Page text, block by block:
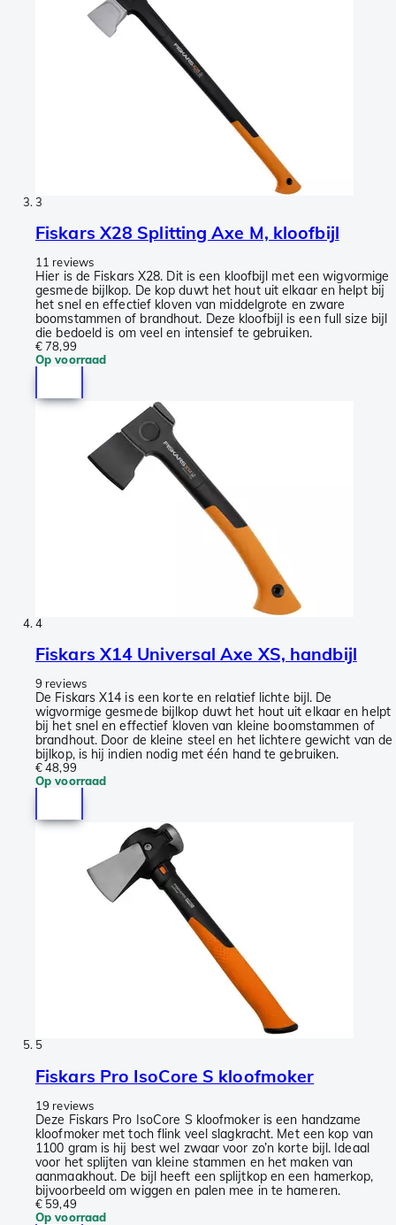
3
Fiskars X28 Splitting Axe M, kloofbijl
11 reviews
Hier is de Fiskars X28. Dit is een kloofbijl met een wigvormige
gesmede bijlkop. De kop duwt het hout uit elkaar en helpt bij
het snel en effectief kloven van middelgrote en zware
boomstammen of brandhout. Deze kloofbijl is een full size bijl
die bedoeld is om veel en intensief te gebruiken.
€ 78,99
Op voorraad
4
Fiskars X14 Universal Axe XS, handbijl
9 reviews
De Fiskars X14 is een korte en relatief lichte bijl. De
wigvormige gesmede bijlkop duwt het hout uit elkaar en helpt
bij het snel en effectief kloven van kleine boomstammen of
brandhout. Door de kleine steel en het lichtere gewicht van de
bijlkop, is hij indien nodig met één hand te gebruiken.
€ 48,99
Op voorraad
5
Fiskars Pro IsoCore S kloofmoker
19 reviews
Deze Fiskars Pro IsoCore S kloofmoker is een handzame
kloofmoker met toch flink veel slagkracht. Met een kop van
1100 gram is hij best wel zwaar voor zo’n korte bijl. Ideaal
voor het splijten van kleine stammen en het maken van
aanmaakhout. De bijl heeft een splijtkop en een hamerkop,
bijvoorbeeld om wiggen en palen mee in te hameren.
€ 59,49
Op voorraad